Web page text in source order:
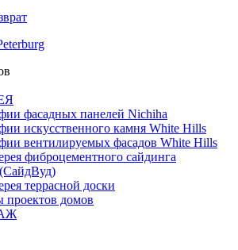
фасадных панелей Nichiha
искусственного камня White Hills
вентилируемых фасадов White Hills
фиброцементного сайдинга
террасной доски
домов